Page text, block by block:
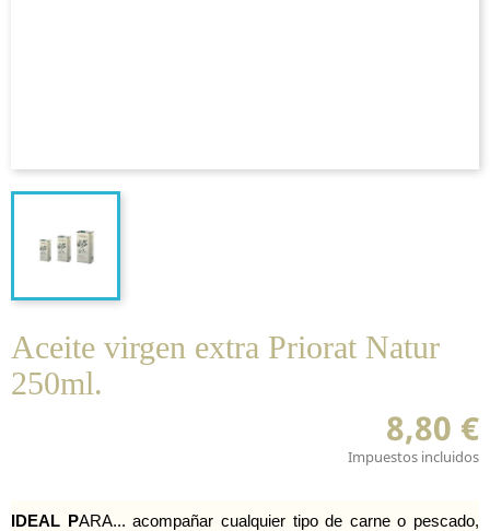
Aceite virgen extra Priorat Natur
250ml.
8,80 €
Impuestos incluidos
IDEAL PARA... acompañar cualquier tipo de carne o pescado,